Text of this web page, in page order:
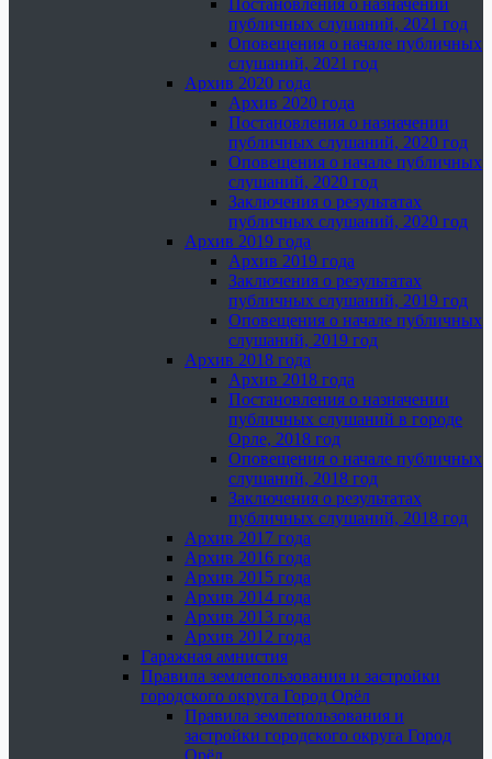
Постановления о назначении
публичных слушаний, 2021 год
Оповещения о начале публичных
слушаний, 2021 год
Архив 2020 года
Архив 2020 года
Постановления о назначении
публичных слушаний, 2020 год
Оповещения о начале публичных
слушаний, 2020 год
Заключения о результатах
публичных слушаний, 2020 год
Архив 2019 года
Архив 2019 года
Заключения о результатах
публичных слушаний, 2019 год
Оповещения о начале публичных
слушаний, 2019 год
Архив 2018 года
Архив 2018 года
Постановления о назначении
публичных слушаний в городе
Орле, 2018 год
Оповещения о начале публичных
слушаний, 2018 год
Заключения о результатах
публичных слушаний, 2018 год
Архив 2017 года
Архив 2016 года
Архив 2015 года
Архив 2014 года
Архив 2013 года
Архив 2012 года
Гаражная амнистия
Правила землепользования и застройки
городского округа Город Орёл
Правила землепользования и
застройки городского округа Город
Орёл